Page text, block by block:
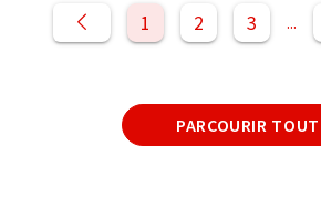
1 2 3 ...
PARCOURIR TOUT